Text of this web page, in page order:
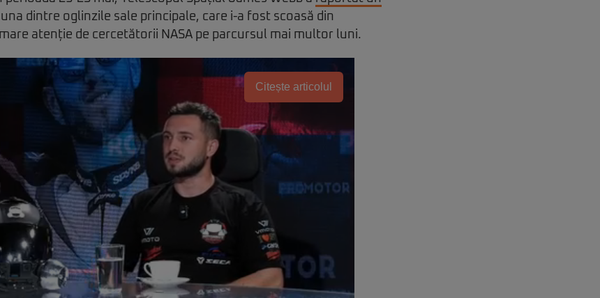
dintre oglinzile sale principale, care i-a fost scoasă din
atenție de cercetătorii NASA pe parcursul mai multor luni.
Citește articolul